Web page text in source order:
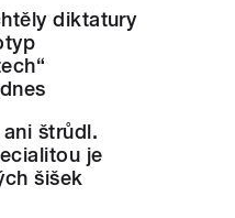
diktatury
štrůdl.
je
šišek